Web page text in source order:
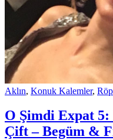
Aklın, Konuk Kalemler,
O Şimdi Expat
Çift – Begüm &